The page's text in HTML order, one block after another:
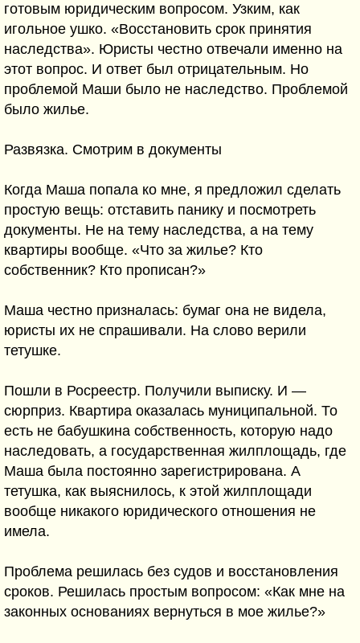
готовым юридическим вопросом. Узким, как
игольное ушко. «Восстановить срок принятия
наследства». Юристы честно отвечали именно на
этот вопрос. И ответ был отрицательным. Но
проблемой Маши было не наследство. Проблемой
было жилье.
Развязка. Смотрим в документы
Когда Маша попала ко мне, я предложил сделать
простую вещь: отставить панику и посмотреть
документы. Не на тему наследства, а на тему
квартиры вообще. «Что за жилье? Кто
собственник? Кто прописан?»
Маша честно призналась: бумаг она не видела,
юристы их не спрашивали. На слово верили
тетушке.
Пошли в Росреестр. Получили выписку. И —
сюрприз. Квартира оказалась муниципальной. То
есть не бабушкина собственность, которую надо
наследовать, а государственная жилплощадь, где
Маша была постоянно зарегистрирована. А
тетушка, как выяснилось, к этой жилплощади
вообще никакого юридического отношения не
имела.
Проблема решилась без судов и восстановления
сроков. Решилась простым вопросом: «Как мне на
законных основаниях вернуться в мое жилье?»